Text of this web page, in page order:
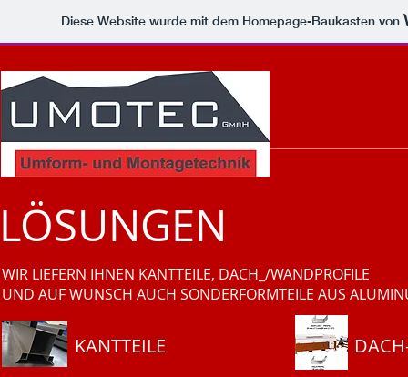
Diese Website wurde mit dem Homepage-Baukasten von
LÖSUNGEN
WIR LIEFERN IHNEN KANTTEILE, DACH_/WANDPROFILE
UND AUF WUNSCH AUCH SONDERFORMTEILE AUS
KANTTEILE